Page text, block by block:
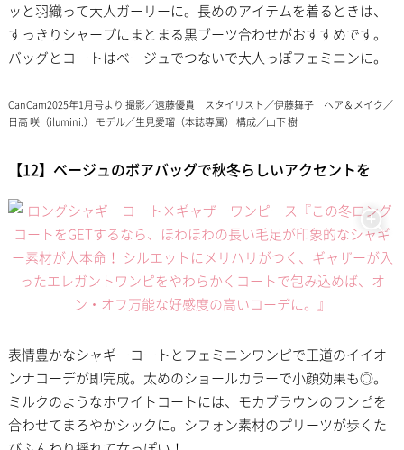
ッと羽織って大人ガーリーに。長めのアイテムを着るときは、
すっきりシャープにまとまる黒ブーツ合わせがおすすめです。
バッグとコートはベージュでつないで大人っぽフェミニンに。
CanCam2025年1月号より 撮影／遠藤優貴 スタイリスト／伊藤舞子 ヘア＆メイク／
日高 咲（ilumini.） モデル／生見愛瑠（本誌専属） 構成／山下 樹
【12】ベージュのボアバッグで秋冬らしいアクセントを
表情豊かなシャギーコートとフェミニンワンピで王道のイイオ
ンナコーデが即完成。太めのショールカラーで小顔効果も◎。
ミルクのようなホワイトコートには、モカブラウンのワンピを
合わせてまろやかシックに。シフォン素材のプリーツが歩くた